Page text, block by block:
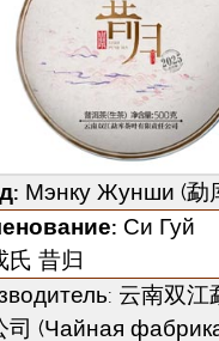
Мэнку Жунши (勐
Си Гуй
氏 昔归
云南双江
司 (Чайная